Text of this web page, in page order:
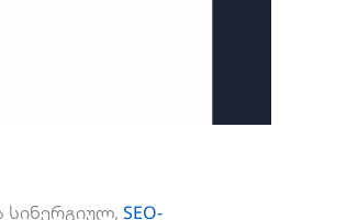
სინერგიულ, SEO-